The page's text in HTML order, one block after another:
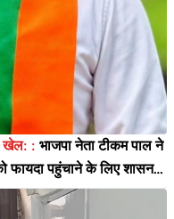
कटघोरा नगर पालिका में ‘अंधा बांटे रेवड़ी’ का खेल: : भाजपा नेता टीकम पाल ने
फायदा पहुंचाने के लिए शासन